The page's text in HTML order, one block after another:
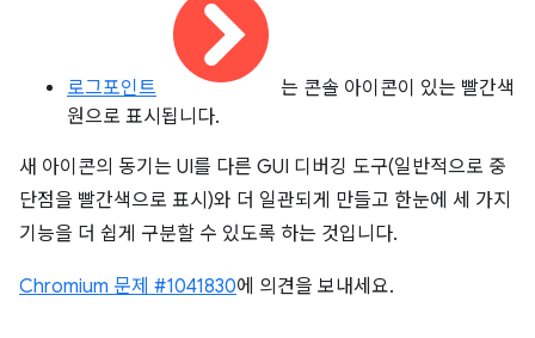
로그포인트
는 콘솔 아이콘이 있는 빨간색
원으로 표시됩니다.
새 아이콘의 동기는 UI를 다른 GUI 디버깅 도구(일반적으로 중
단점을 빨간색으로 표시)와 더 일관되게 만들고 한눈에 세 가지
기능을 더 쉽게 구분할 수 있도록 하는 것입니다.
Chromium 문제 #1041830에 의견을 보내세요.